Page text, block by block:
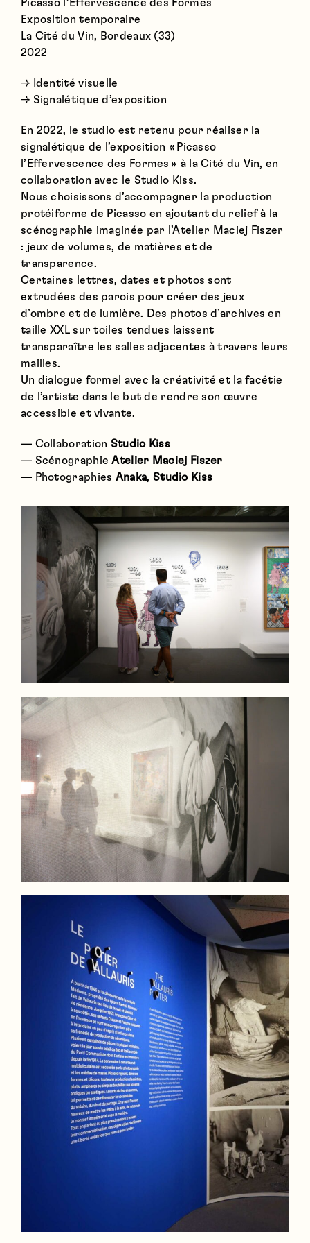
Picasso l’Effervescence des Formes
Exposition temporaire
La Cité du Vin, Bordeaux (33)
2022
→ Identité visuelle
→ Signalétique d’exposition
En 2022, le studio est retenu pour réaliser la
signalétique de l’exposition « Picasso
l’Effervescence des Formes » à la Cité du Vin, en
collaboration avec le Studio Kiss.
Nous choisissons d’accompagner la production
protéiforme de Picasso en ajoutant du relief à la
scénographie imaginée par l’Atelier Maciej Fiszer
: jeux de volumes, de matières et de
transparence.
Certaines lettres, dates et photos sont
extrudées des parois pour créer des jeux
d’ombre et de lumière. Des photos d’archives en
taille XXL sur toiles tendues laissent
transparaître les salles adjacentes à travers leurs
mailles.
Un dialogue formel avec la créativité et la facétie
de l’artiste dans le but de rendre son œuvre
accessible et vivante.
— Collaboration Studio Kiss
— ScénographieAtelier Maciej Fiszer
— Photographies Anaka, Studio Kiss